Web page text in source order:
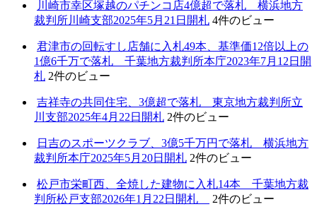
川崎市幸区塚越のパチンコ店4億超で落札 横浜地方
裁判所川崎支部2025年5月21日開札 4件のビュー
君津市の回転すし店舗に入札49本、基準価12倍以上の
1億6千万で落札 千葉地方裁判所本庁2023年7月12日開
札 2件のビュー
吉祥寺の共同住宅、3億超で落札 東京地方裁判所立
川支部2025年4月22日開札 2件のビュー
日吉のスポーツクラブ、3億5千万円で落札 横浜地方
裁判所本庁2025年5月20日開札 2件のビュー
松戸市栄町西、全焼した建物に入札14本 千葉地方裁
判所松戸支部2026年1月22日開札
2件のビュー